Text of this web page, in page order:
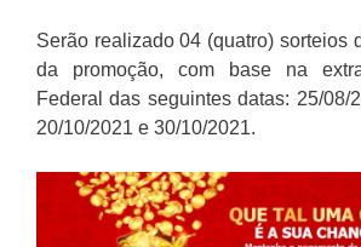
Serão realizado 04 (quatro) sorteios
da promoção, com base na
Federal das seguintes datas: 25/08/
20/10/2021 e 30/10/2021.